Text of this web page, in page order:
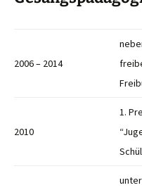
2006 – 2014
2010
1.